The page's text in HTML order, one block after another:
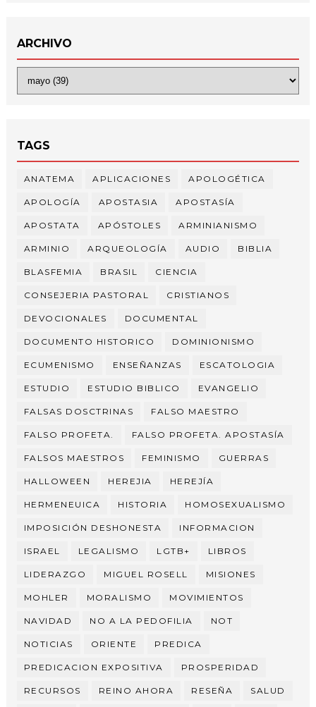
ARCHIVO
TAGS
ANATEMA APLICACIONES APOLOGÉTICA
APOLOGÍA APOSTASIA APOSTASÍA
APOSTATA APÓSTOLES ARMINIANISMO
ARMINIO ARQUEOLOGÍA AUDIO BIBLIA
BLASFEMIA BRASIL CIENCIA
CONSEJERIA PASTORAL CRISTIANOS
DEVOCIONALES DOCUMENTAL
DOCUMENTO HISTORICO DOMINIONISMO
ECUMENISMO ENSEÑANZAS ESCATOLOGIA
ESTUDIO ESTUDIO BIBLICO EVANGELIO
FALSAS DOSCTRINAS FALSO MAESTRO
FALSO PROFETA. FALSO PROFETA. APOSTASÍA
FALSOS MAESTROS FEMINISMO GUERRAS
HALLOWEEN HEREJIA HEREJÍA
HERMENEUICA HISTORIA HOMOSEXUALISMO
IMPOSICIÓN DESHONESTA INFORMACION
ISRAEL LEGALISMO LGTB+ LIBROS
LIDERAZGO MIGUEL ROSELL MISIONES
MOHLER MORALISMO MOVIMIENTOS
NAVIDAD NO A LA PEDOFILIA NOT
NOTICIAS ORIENTE PREDICA
PREDICACION EXPOSITIVA PROSPERIDAD
RECURSOS REINO AHORA RESEÑA SALUD